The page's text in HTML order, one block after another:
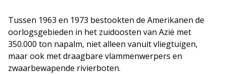
Tussen 1963 en 1973 bestookten de Amerikanen de
oorlogsgebieden in het zuidoosten van Azië met
350.000 ton napalm, niet alleen vanuit vliegtuigen,
maar ook met draagbare vlammenwerpers en
zwaarbewapende rivierboten.